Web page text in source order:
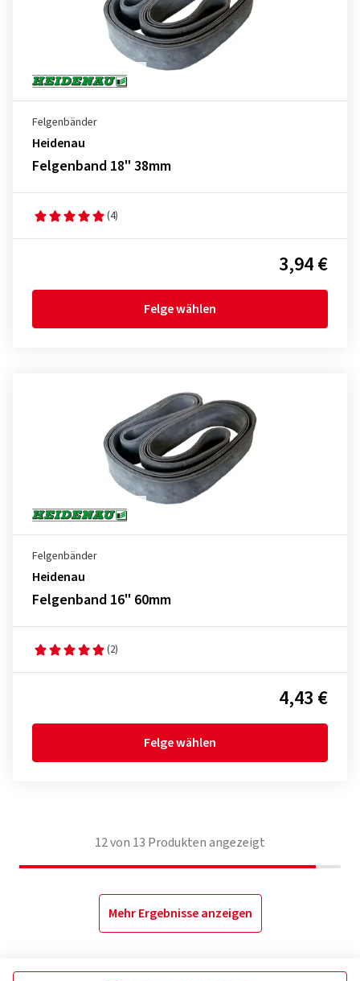
Felgenbänder
Heidenau
Felgenband 18" 38mm
(4)
3,94 €
Felge wählen
Felgenbänder
Heidenau
Felgenband 16" 60mm
(2)
4,43 €
Felge wählen
12von 13 Produkten angezeigt
Mehr Ergebnisse anzeigen